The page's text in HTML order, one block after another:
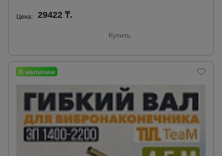
Цена: 29422 ₸.
Купить